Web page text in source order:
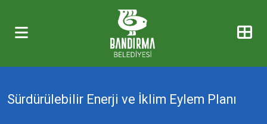
Sürdürülebilir Enerji ve İklim Eylem Planı